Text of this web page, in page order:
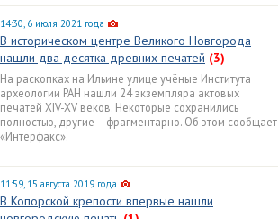
14:30, 6 июля 2021 года
В историческом центре Великого Новгорода
нашли два десятка древних печатей (3)
На раскопках на Ильине улице учёные Института
археологии РАН нашли 24 экземпляра актовых
печатей XIV-XV веков. Некоторые сохранились
полностью, другие — фрагментарно. Об этом сообщает
«Интерфакс».
11:59, 15 августа 2019 года
В Копорской крепости впервые нашли